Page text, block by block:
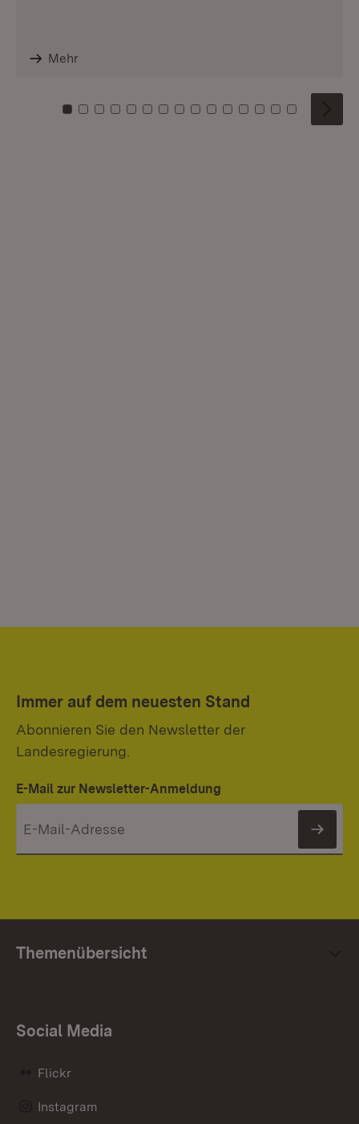
Mehr
Zu Kachel: 0
Zu Kachel: 1
Zu Kachel: 2
Zu Kachel: 3
Zu Kachel: 4
Zu Kachel: 5
Zu Kachel: 6
Zu Kachel: 7
Zu Kachel: 8
Zu Kachel: 9
Zu Kachel: 10
Zu Kachel: 11
Zu Kachel: 12
Zu Kachel:
Zu
Immer auf dem neuesten Stand
Abonnieren Sie den Newsletter der
Landesregierung.
E-Mail zur Newsletter-Anmeldung
Themenübersicht
Social Media
Flickr
Instagram